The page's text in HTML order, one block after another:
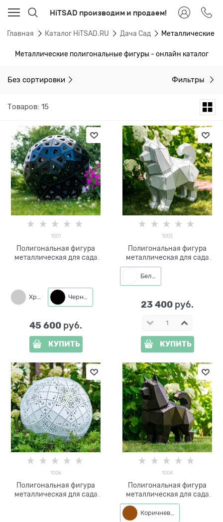
HiTSAD производим и продаем!
Главная Каталог HiTSAD.RU Дача Сад Металлические
Металлические полигональные фигуры - онлайн каталог
Без сортировки Фильтры
Товаров: 15
1001
Полигональная фигура
металлическая для сада
Хром Черный
45 600 руб.
КУПИТЬ
1003
Полигональная фигура
металлическая для сада
Собака h=73 см 1003
Белый
23 400 руб.
КУПИТЬ
1006
Полигональная фигура
металлическая для сада
1004
Полигональная фигура
металлическая для сада
Собака малая h=54 см 1004
Коричневый